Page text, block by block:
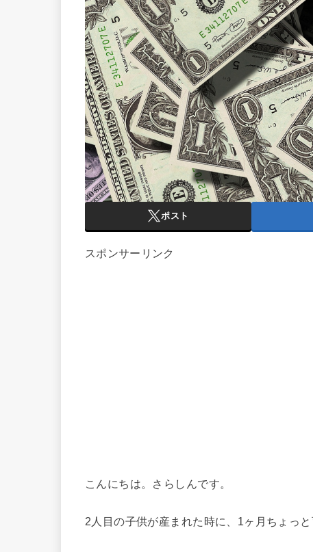
ポスト
スポンサーリンク
こんにちは。さらしんです。
2人目の子供が産まれた時に、1ヶ月ちょっ